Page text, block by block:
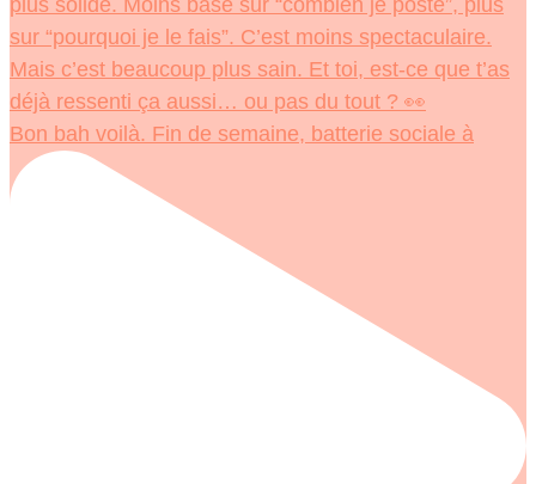
Bon bah voilà. Fin de semaine, batterie sociale à